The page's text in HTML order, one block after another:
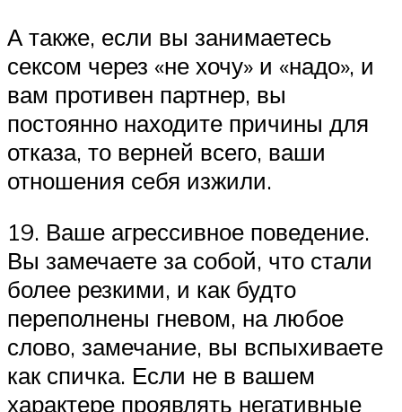
А также, если вы занимаетесь
сексом через «не хочу» и «надо», и
вам противен партнер, вы
постоянно находите причины для
отказа, то верней всего, ваши
отношения себя изжили.
19. Ваше агрессивное поведение.
Вы замечаете за собой, что стали
более резкими, и как будто
переполнены гневом, на любое
слово, замечание, вы вспыхиваете
как спичка. Если не в вашем
характере проявлять негативные